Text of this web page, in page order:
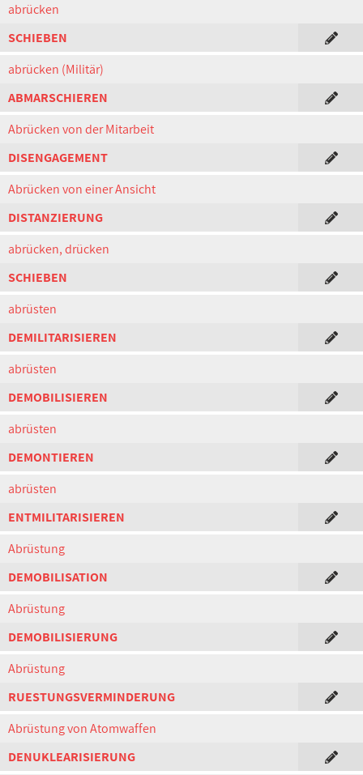
abrücken
SCHIEBEN
abrücken (Militär)
ABMARSCHIEREN
Abrücken von der Mitarbeit
DISENGAGEMENT
Abrücken von einer Ansicht
DISTANZIERUNG
abrücken, drücken
SCHIEBEN
abrüsten
DEMILITARISIEREN
abrüsten
DEMOBILISIEREN
abrüsten
DEMONTIEREN
abrüsten
ENTMILITARISIEREN
Abrüstung
DEMOBILISATION
Abrüstung
DEMOBILISIERUNG
Abrüstung
RUESTUNGSVERMINDERUNG
Abrüstung von Atomwaffen
DENUKLEARISIERUNG